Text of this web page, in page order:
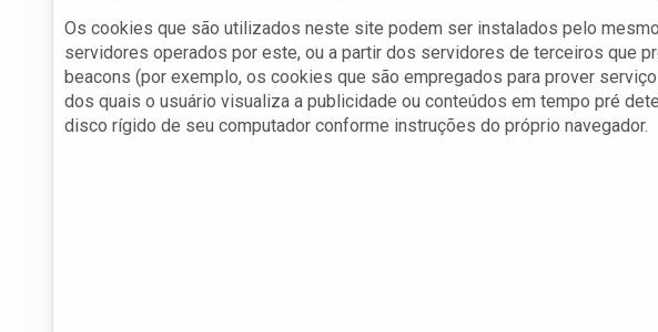
Os cookies que são utilizados neste site podem ser instalados pelo
servidores operados por este, ou a partir dos servidores de terceiros que
beacons (por exemplo, os cookies que são empregados para prover
dos quais o usuário visualiza a publicidade ou conteúdos em tempo pré
disco rígido de seu computador conforme instruções do próprio navegador.